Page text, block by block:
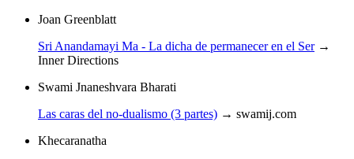
Joan Greenblatt
Sri Anandamayi Ma - La dicha de permanecer en el Ser→
Inner Directions
Swami Jnaneshvara Bharati
Las caras del no-dualismo (3 partes) → swamij.com
Khecaranatha